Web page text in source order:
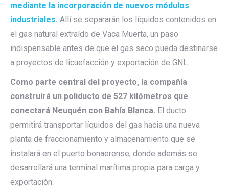
mediante la incorporación de nuevos módulos
industriales. Allí se separarán los líquidos contenidos en
el gas natural extraído de Vaca Muerta, un paso
indispensable antes de que el gas seco pueda destinarse
a proyectos de licuefacción y exportación de GNL.
Como parte central del proyecto, la compañía
construirá un poliducto de 527 kilómetros que
conectará Neuquén con Bahía Blanca. El ducto
permitirá transportar líquidos del gas hacia una nueva
planta de fraccionamiento y almacenamiento que se
instalará en el puerto bonaerense, donde además se
desarrollará una terminal marítima propia para carga y
exportación.